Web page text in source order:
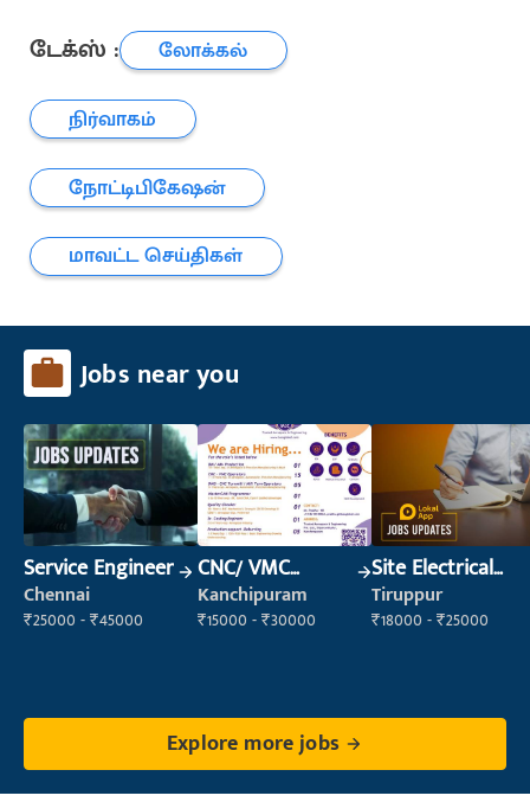
டேக்ஸ் :
லோக்கல்
நிர்வாகம்
நோட்டிபிகேஷன்
மாவட்ட செய்திகள்
Jobs near you
Service Engineer
Chennai
₹25000 - ₹45000
CNC/ VMC
Operator
Kanchipuram
₹15000 - ₹30000
Site Electrical
Engineer
Tiruppur
₹18000 - ₹25000
Explore more jobs